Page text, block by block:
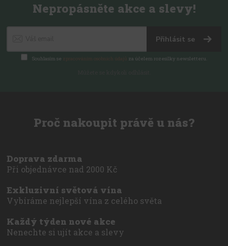
Nepropásněte akce a slevy!
Přihlásit se
Souhlasím se zpracováním osobních údajů za účelem rozesílky newsletteru.
Proč nakoupit právě u nás?
Doprava zdarma
Při objednávce nad 2000 Kč
Exkluzivní světová vína
Vybíráme nejlepší vína z celého světa
Každý týden nové akce
Nenechte si ujít akce a slevy